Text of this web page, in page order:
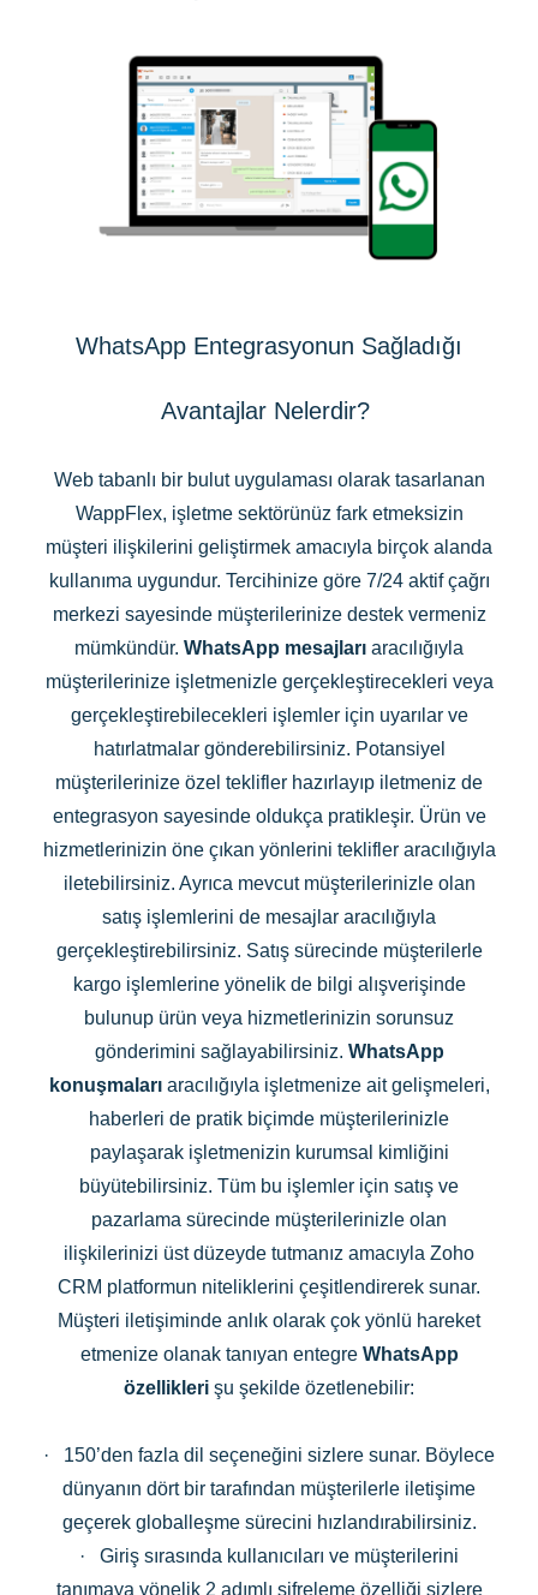
WhatsApp Entegrasyonun Sağladığı
Avantajlar Nelerdir?
Web tabanlı bir bulut uygulaması olarak tasarlanan
WappFlex, işletme sektörünüz fark etmeksizin
müşteri ilişkilerini geliştirmek amacıyla birçok alanda
kullanıma uygundur. Tercihinize göre 7/24 aktif çağrı
merkezi sayesinde müşterilerinize destek vermeniz
mümkündür. WhatsApp mesajları aracılığıyla
müşterilerinize işletmenizle gerçekleştirecekleri veya
gerçekleştirebilecekleri işlemler için uyarılar ve
hatırlatmalar gönderebilirsiniz. Potansiyel
müşterilerinize özel teklifler hazırlayıp iletmeniz de
entegrasyon sayesinde oldukça pratikleşir. Ürün ve
hizmetlerinizin öne çıkan yönlerini teklifler aracılığıyla
iletebilirsiniz. Ayrıca mevcut müşterilerinizle olan
satış işlemlerini de mesajlar aracılığıyla
gerçekleştirebilirsiniz. Satış sürecinde müşterilerle
kargo işlemlerine yönelik de bilgi alışverişinde
bulunup ürün veya hizmetlerinizin sorunsuz
gönderimini sağlayabilirsiniz. WhatsApp
konuşmaları aracılığıyla işletmenize ait gelişmeleri,
haberleri de pratik biçimde müşterilerinizle
paylaşarak işletmenizin kurumsal kimliğini
büyütebilirsiniz. Tüm bu işlemler için satış ve
pazarlama sürecinde müşterilerinizle olan
ilişkilerinizi üst düzeyde tutmanız amacıyla Zoho
CRM platformun niteliklerini çeşitlendirerek sunar.
Müşteri iletişiminde anlık olarak çok yönlü hareket
etmenize olanak tanıyan entegre WhatsApp
özellikleri şu şekilde özetlenebilir:
·
150’den fazla dil seçeneğini sizlere sunar. Böylece
dünyanın dört bir tarafından müşterilerle iletişime
geçerek globalleşme sürecini hızlandırabilirsiniz.
·
Giriş sırasında kullanıcıları ve müşterilerini
tanımaya yönelik 2 adımlı şifreleme özelliği sizlere